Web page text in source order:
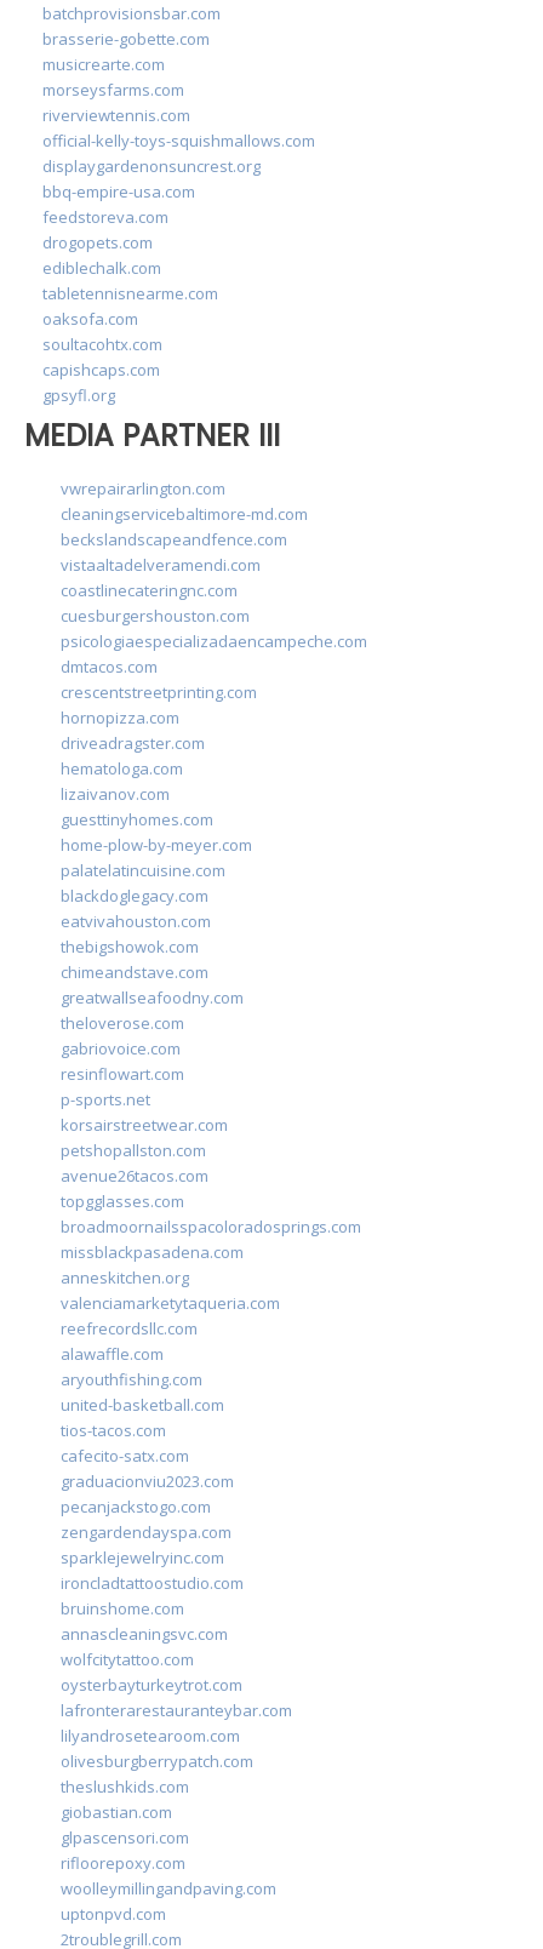
batchprovisionsbar.com
brasserie-gobette.com
musicrearte.com
morseysfarms.com
riverviewtennis.com
official-kelly-toys-squishmallows.com
displaygardenonsuncrest.org
bbq-empire-usa.com
feedstoreva.com
drogopets.com
ediblechalk.com
tabletennisnearme.com
oaksofa.com
soultacohtx.com
capishcaps.com
gpsyfl.org
MEDIA PARTNER III
vwrepairarlington.com
cleaningservicebaltimore-md.com
beckslandscapeandfence.com
vistaaltadelveramendi.com
coastlinecateringnc.com
cuesburgershouston.com
psicologiaespecializadaencampeche.com
dmtacos.com
crescentstreetprinting.com
hornopizza.com
driveadragster.com
hematologa.com
lizaivanov.com
guesttinyhomes.com
home-plow-by-meyer.com
palatelatincuisine.com
blackdoglegacy.com
eatvivahouston.com
thebigshowok.com
chimeandstave.com
greatwallseafoodny.com
theloverose.com
gabriovoice.com
resinflowart.com
p-sports.net
korsairstreetwear.com
petshopallston.com
avenue26tacos.com
topgglasses.com
broadmoornailsspacoloradosprings.com
missblackpasadena.com
anneskitchen.org
valenciamarketytaqueria.com
reefrecordsllc.com
alawaffle.com
aryouthfishing.com
united-basketball.com
tios-tacos.com
cafecito-satx.com
graduacionviu2023.com
pecanjackstogo.com
zengardendayspa.com
sparklejewelryinc.com
ironcladtattoostudio.com
bruinshome.com
annascleaningsvc.com
wolfcitytattoo.com
oysterbayturkeytrot.com
lafronterarestauranteybar.com
lilyandrosetearoom.com
olivesburgberrypatch.com
theslushkids.com
giobastian.com
glpascensori.com
rifloorepoxy.com
woolleymillingandpaving.com
uptonpvd.com
2troublegrill.com